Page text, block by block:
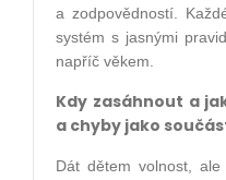
a zodpovědností.
systém s jasnými
napříč věkem.
Kdy zasáhnout a
a chyby jako
Dát dětem volnost,